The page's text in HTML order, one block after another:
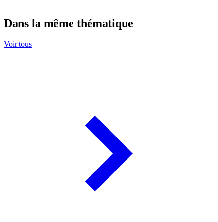
Dans la même thématique
Voir tous